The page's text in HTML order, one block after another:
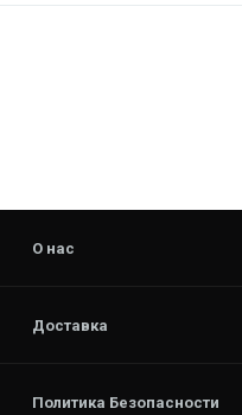
О нас
Доставка
Политика Безопасности